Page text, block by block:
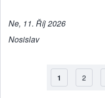
Ne, 11. Říj 2026
Nosislav
Aktuální
1 Strana
2